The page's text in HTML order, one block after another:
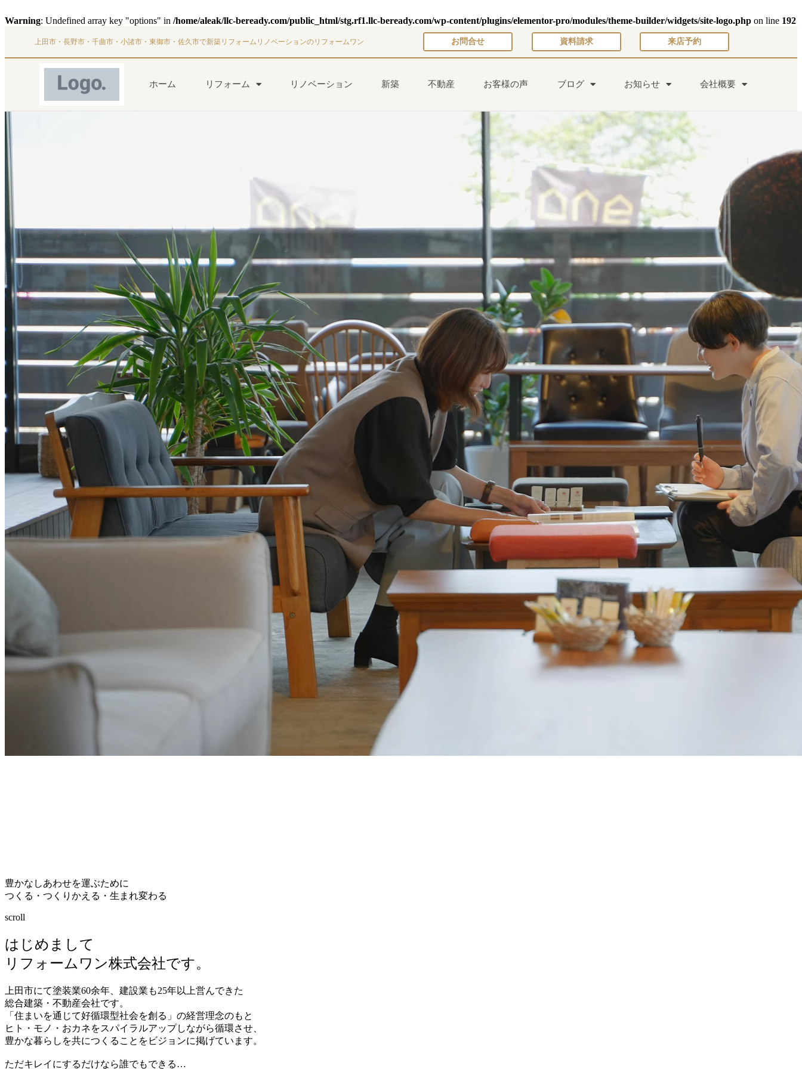
Warning: Undefined array key "options" in /home/aleak/llc-beready.com/public_html/stg.rf1.llc-beready.com/wp-content/plugins/elementor-pro/modules/theme-builder/widgets/site-logo.php on line 192
上田市・長野市・千曲市・小諸市・東御市・佐久市で新築リフォームリノベーションのリフォームワン お問合せ 資料請求 来店予約
ホーム リフォーム リノベーション 新築 不動産 お客様の声 ブログ お知らせ 会社概要
豊かなしあわせを運ぶために
つくる・つくりかえる・生まれ変わる
scroll
はじめまして
リフォームワン株式会社です。
上田市にて塗装業60余年、建設業も25年以上営んできた
総合建築・不動産会社です。
「住まいを通じて好循環型社会を創る」の経営理念のもと
ヒト・モノ・おカネをスパイラルアップしながら循環させ、
豊かな暮らしを共につくることをビジョンに掲げています。
ただキレイにするだけなら誰でもできる…